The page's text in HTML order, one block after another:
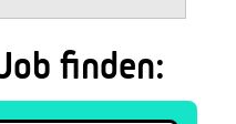
finden: